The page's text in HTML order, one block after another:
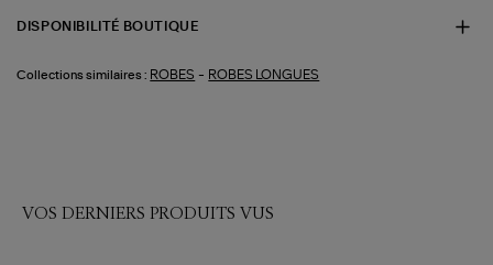
DISPONIBILITÉ BOUTIQUE
Collections similaires : ROBES - ROBES LONGUES
VOS DERNIERS PRODUITS VUS